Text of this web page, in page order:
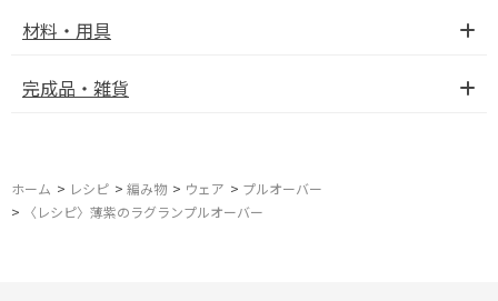
材料・用具
完成品・雑貨
ホーム > レシピ > 編み物 > ウェア > プルオーバー
>
〈レシピ〉薄紫のラグランプルオーバー